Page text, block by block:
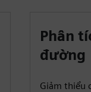
Phân
đường
Giảm thiểu